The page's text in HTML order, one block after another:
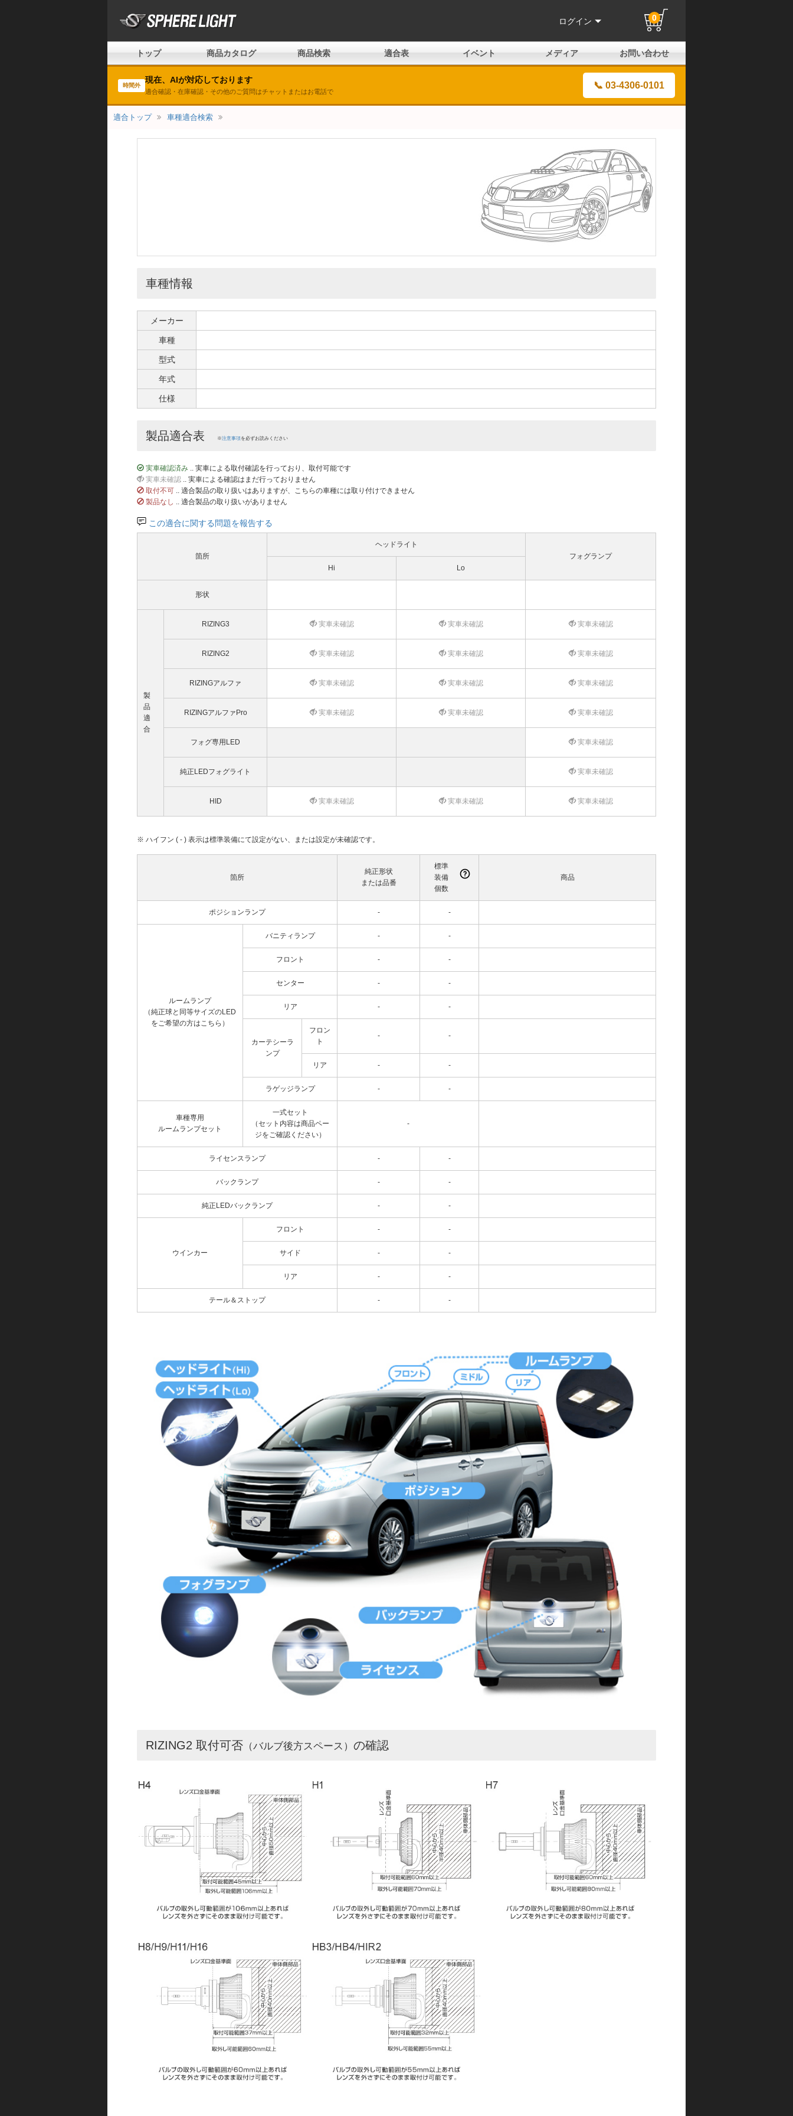
ログイン 0
トップ 商品カタログ 商品検索 適合表 イベント メディア お問い合わせ
時間外
現在、AIが対応しております
適合確認・在庫確認・その他のご質問はチャットまたはお電話で
📞 03-4306-0101
適合トップ 車種適合検索
車種情報
メーカー
車種
型式
年式
仕様
製品適合表 ※注意事項を必ずお読みください
実車確認済み .. 実車による取付確認を行っており、取付可能です
実車未確認 .. 実車による確認はまだ行っておりません
取付不可 .. 適合製品の取り扱いはありますが、こちらの車種には取り付けできません
製品なし .. 適合製品の取り扱いがありません
この適合に関する問題を報告する
箇所
ヘッドライト
フォグランプ
Hi
Lo
形状
製
品
適
合
RIZING3 実車未確認 実車未確認 実車未確認
RIZING2 実車未確認 実車未確認 実車未確認
RIZINGアルファ 実車未確認 実車未確認 実車未確認
RIZINGアルファPro 実車未確認 実車未確認 実車未確認
フォグ専用LED 実車未確認
純正LEDフォグライト 実車未確認
HID 実車未確認 実車未確認 実車未確認
※ ハイフン ( - ) 表示は標準装備にて設定がない、または設定が未確認です。
箇所
純正形状
または品番
標準
装備
個数
商品
ポジションランプ - -
ルームランプ
（純正球と同等サイズのLED
をご希望の方はこちら）
バニティランプ - -
フロント - -
センター - -
リア - -
カーテシーラ
ンプ
フロン
ト
- -
リア - -
ラゲッジランプ - -
車種専用
ルームランプセット
一式セット
（セット内容は商品ペー
ジをご確認ください）
-
ライセンスランプ - -
バックランプ - -
純正LEDバックランプ - -
ウインカー
フロント - -
サイド - -
リア - -
テール＆ストップ - -
RIZING2 取付可否 （バルブ後方スペース） の確認